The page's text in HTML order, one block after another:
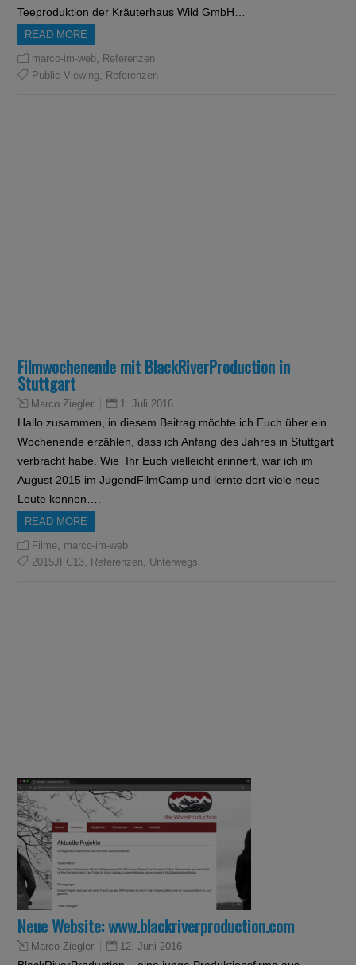
Teeproduktion der Kräuterhaus Wild GmbH…
READ MORE
marco-im-web
Referenzen
Public Viewing
Referenzen
Filmwochenende mit BlackRiverProduction in
Stuttgart
Marco Ziegler 1. Juli 2016
Hallo zusammen, in diesem Beitrag möchte ich Euch über ein
Wochenende erzählen, dass ich Anfang des Jahres in Stuttgart
verbracht habe. Wie Ihr Euch vielleicht erinnert, war ich im
August 2015 im JugendFilmCamp und lernte dort viele neue
Leute kennen….
READ MORE
Filme, marco-im-web
2015JFC13, Referenzen, Unterwegs
Neue Website: www.blackriverproduction.com
Marco Ziegler 12. Juni 2016
BlackRiverProduction – eine junge Produktionsfirma aus
Stuttgart – haben nun Ihre eigene Website. Die unabhängigen
Filmemacher Emma und Hannah präsentieren auf der
Webseite ihre bisherigen Projekte und informieren über
verschiedene Möglichkeiten bei zukünftigen Projekten
mitzuwirken. Zu finden ist die Website…
READ MORE